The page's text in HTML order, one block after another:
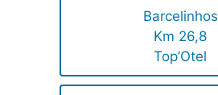
Barcelinhos
Km 26,8
Top’Otel